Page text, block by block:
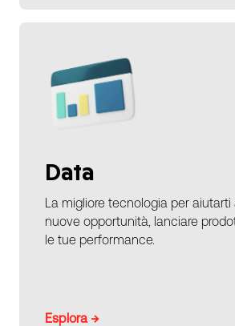
Data
La migliore tecnologia per aiutarti
nuove opportunità, lanciare
le tue performance.
Esplora →